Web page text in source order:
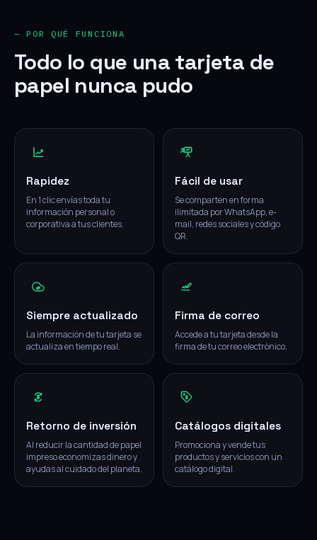
— POR QUÉ FUNCIONA
Todo lo que una tarjeta de
papel nunca pudo
Rapidez
En 1 clic envías toda tu
información personal o
corporativa a tus clientes.
Fácil de usar
Se comparten en forma
ilimitada por WhatsApp, e-
mail, redes sociales y código
QR.
Siempre actualizado
La información de tu tarjeta se
actualiza en tiempo real.
Firma de correo
Accede a tu tarjeta desde la
firma de tu correo electrónico.
Retorno de inversión
Al reducir la cantidad de papel
impreso economizas dinero y
ayudas al cuidado del planeta.
Catálogos digitales
Promociona y vende tus
productos y servicios con un
catálogo digital.